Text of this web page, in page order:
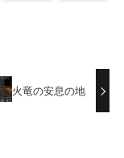
火竜の安息の地